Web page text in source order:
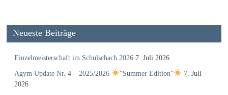
Neueste Beiträge
Einzelmeisterschaft im Schulschach 2026 7. Juli 2026
Agym Update Nr. 4 – 2025/2026 “Summer Edition”
7. Juli
2026